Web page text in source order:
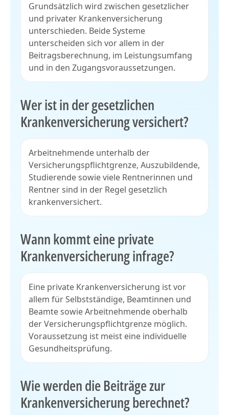
Grundsätzlich wird zwischen gesetzlicher
und privater Krankenversicherung
unterschieden. Beide Systeme
unterscheiden sich vor allem in der
Beitragsberechnung, im Leistungsumfang
und in den Zugangsvoraussetzungen.
Wer ist in der gesetzlichen
Krankenversicherung versichert?
Arbeitnehmende unterhalb der
Versicherungspflichtgrenze, Auszubildende,
Studierende sowie viele Rentnerinnen und
Rentner sind in der Regel gesetzlich
krankenversichert.
Wann kommt eine private
Krankenversicherung infrage?
Eine private Krankenversicherung ist vor
allem für Selbstständige, Beamtinnen und
Beamte sowie Arbeitnehmende oberhalb
der Versicherungspflichtgrenze möglich.
Voraussetzung ist meist eine individuelle
Gesundheitsprüfung.
Wie werden die Beiträge zur
Krankenversicherung berechnet?